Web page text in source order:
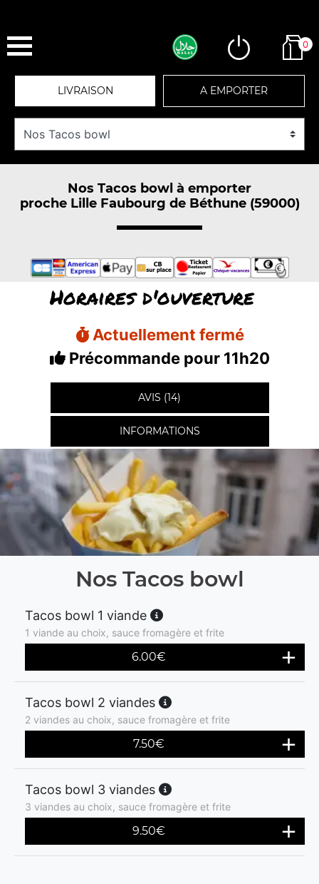
0
LIVRAISON A EMPORTER
Nos Tacos bowl à emporter
proche Lille Faubourg de Béthune (59000)
Horaires d'ouverture
Actuellement fermé
Précommande pour 11h20
AVIS (14)
INFORMATIONS
Nos Tacos bowl
Tacos bowl 1 viande
1 viande au choix, sauce fromagère et frite
6.00€
Tacos bowl 2 viandes
2 viandes au choix, sauce fromagère et frite
7.50€
Tacos bowl 3 viandes
3 viandes au choix, sauce fromagère et frite
9.50€